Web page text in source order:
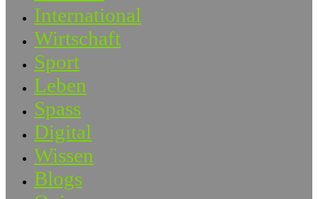
International
Wirtschaft
Sport
Leben
Spass
Digital
Wissen
Blogs